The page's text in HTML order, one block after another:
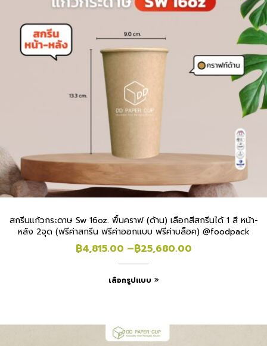
สกรีนแก้วกระดาษ Sw 16oz. พื้นคราฟ (ด้าน) เลือกสีสกรีนได้ 1 สี หน้า-
หลัง 2จุด (ฟรีค่าสกรีน ฟรีค่าออกแบบ ฟรีค่าบล็อค) @foodpack
฿4,815.00 –฿25,680.00
เลือกรูปแบบ